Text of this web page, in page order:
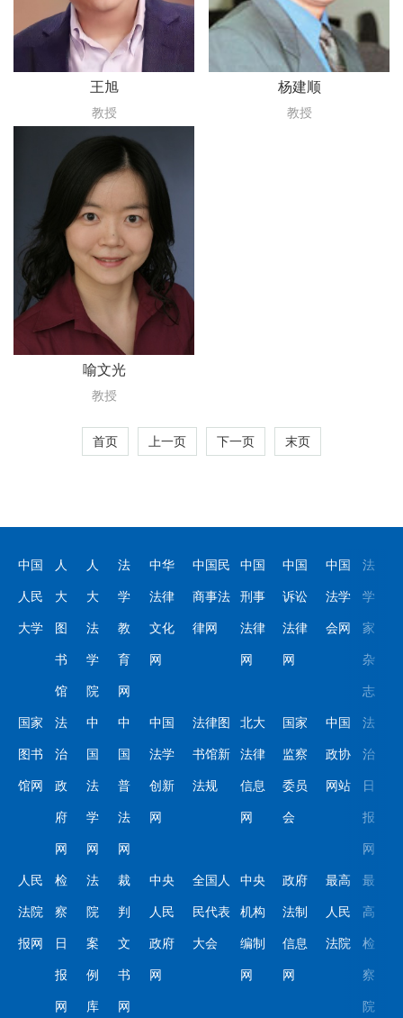
王旭
教授
杨建顺
教授
喻文光
教授
首页 上一页 下一页 末页
中国
人民
大学
人
大
图
书
馆
人
大
法
学
院
法
学
教
育
网
中华
法律
文化
网
中国民
商事法
律网
中国
刑事
法律
网
中国
诉讼
法律
网
中国
法学
会网
法
学
家
杂
志
国家
图书
馆网
法
治
政
府
网
中
国
法
学
网
中
国
普
法
网
中国
法学
创新
网
法律图
书馆新
法规
北大
法律
信息
网
国家
监察
委员
会
中国
政协
网站
法
治
日
报
网
人民
法院
报网
检
察
日
报
网
法
院
案
例
库
裁
判
文
书
网
中央
人民
政府
网
全国人
民代表
大会
中央
机构
编制
网
政府
法制
信息
网
最高
人民
法院
最
高
检
察
院